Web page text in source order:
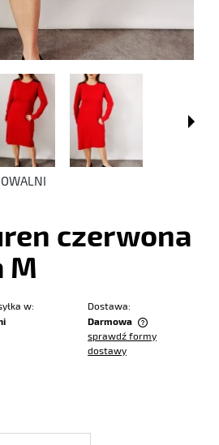
czerwona
M
w:
Dostawa:
Darmowa
kosztów płatności
sprawdź formy
dostawy